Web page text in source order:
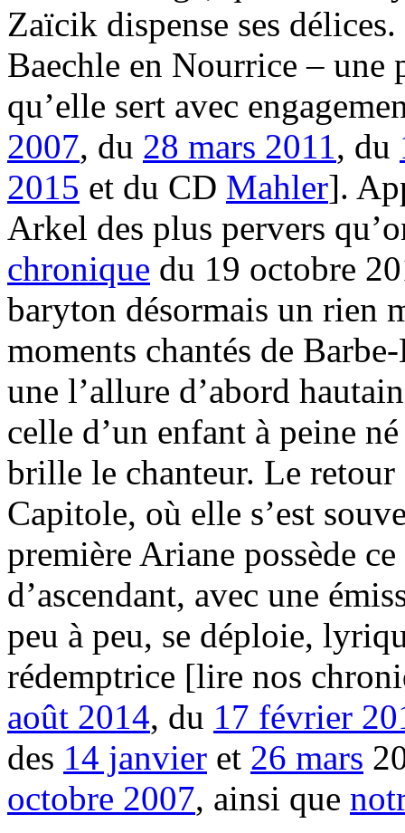
Zaïcik dispense ses
Baechle en Nourrice – une
qu’elle sert avec
2007, du 28 mars 2011, du
2015 et du CD Mahler].
Arkel des plus pervers
chronique du 19 octobre
baryton désormais un rien
moments chantés de
une l’allure d’abord
celle d’un enfant à peine
brille le chanteur. Le
Capitole, où elle s’est
première Ariane possède
d’ascendant, avec une
peu à peu, se déploie,
rédemptrice [lire nos
août 2014, du 17 février
des 14 janvier et 26 mars
octobre 2007, ainsi que